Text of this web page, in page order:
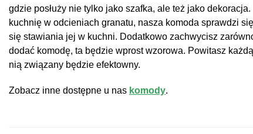
gdzie posłuży nie tylko jako szafka, ale też jako
kuchnię w odcieniach granatu, nasza komoda sprawdzi
się stawiania jej w kuchni. Dodatkowo zachwycisz
dodać komodę, ta będzie wprost wzorowa. Powitasz
nią związany będzie efektowny.
Zobacz inne dostępne u nas komody.